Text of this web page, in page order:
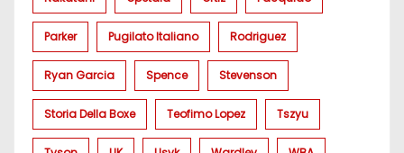
Parker Pugilato Italiano Rodriguez
Ryan Garcia Spence Stevenson
Storia Della Boxe Teofimo Lopez Tszyu